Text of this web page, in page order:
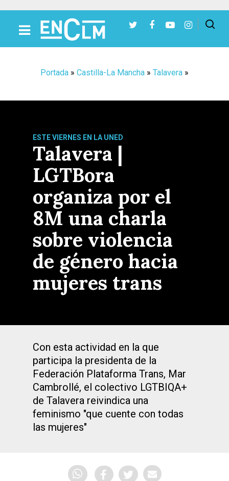
Portada » Castilla-La Mancha » Talavera »
ESTE VIERNES EN LA UNED
Talavera |
LGTBora
organiza por el
8M una charla
sobre violencia
de género hacia
mujeres trans
Con esta actividad en la que
participa la presidenta de la
Federación Plataforma Trans, Mar
Cambrollé, el colectivo LGTBIQA+
de Talavera reivindica una
feminismo "que cuente con todas
las mujeres"